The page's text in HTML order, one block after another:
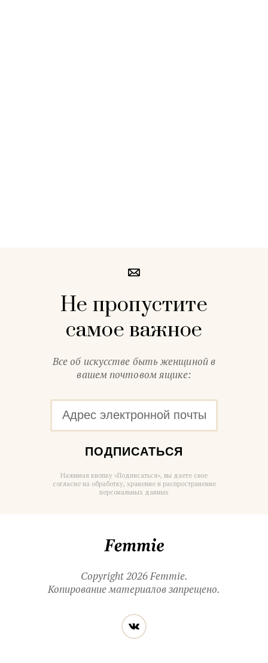
Не пропустите
самое важное
Все об искусстве быть женщиной в
вашем почтовом ящике:
ПОДПИСАТЬСЯ
Нажимая кнопку «Подписаться», вы даете свое
согласие на обработку, хранение и распространение
персональных данных
Copyright 2026 Femmie.
Копирование материалов запрещено.
Читайте
нас
в социальных